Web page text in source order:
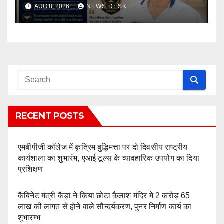
India Anti Corruption
Parliament Committee
AUG 8, 2026 NEWS DESK
RECENT POSTS
एमबीपीजी कॉलेज में कृत्रिम बुद्धिमत्ता पर दो दिवसीय राष्ट्रीय
कार्यशाला का शुभारंभ, एआई टूल्स के व्यावहारिक उपयोग का दिया
प्रशिक्षण
कैबिनेट मंत्री कैड़ा ने किया छोटा कैलाश मंदिर मे 2 करोड़ 65
लाख की लागत से होने वाले सौन्दर्यकरण, पुनर निर्माण कार्य का
शुभारम्भ